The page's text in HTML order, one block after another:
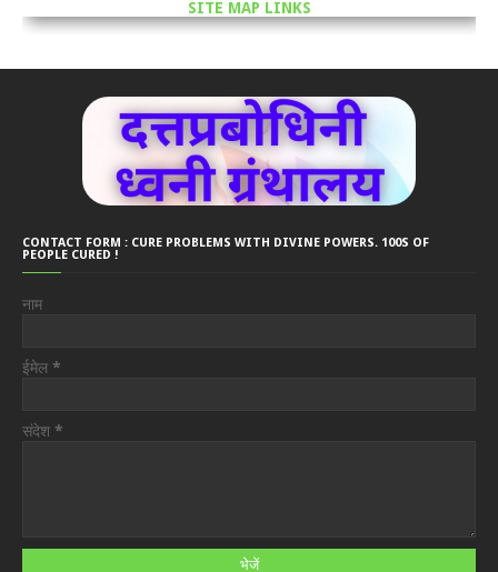
SITE MAP LINKS
CONTACT FORM : CURE PROBLEMS WITH DIVINE POWERS. 100S OF
PEOPLE CURED !
नाम
ईमेल *
संदेश *